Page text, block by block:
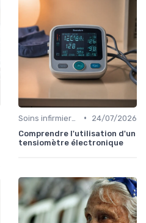
•
24/07/2026
Comprendre l'utilisation d'un
tensiomètre électronique